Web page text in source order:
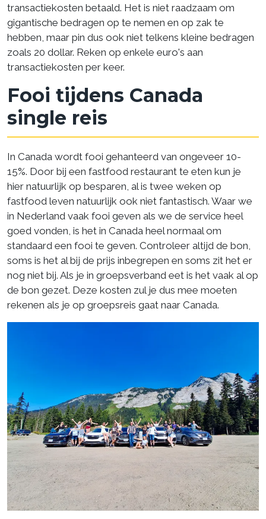
transactiekosten betaald. Het is niet raadzaam om
gigantische bedragen op te nemen en op zak te
hebben, maar pin dus ook niet telkens kleine bedragen
zoals 20 dollar. Reken op enkele euro's aan
transactiekosten per keer.
Fooi tijdens Canada
single reis
In Canada wordt fooi gehanteerd van ongeveer 10-
15%. Door bij een fastfood restaurant te eten kun je
hier natuurlijk op besparen, al is twee weken op
fastfood leven natuurlijk ook niet fantastisch. Waar we
in Nederland vaak fooi geven als we de service heel
goed vonden, is het in Canada heel normaal om
standaard een fooi te geven. Controleer altijd de bon,
soms is het al bij de prijs inbegrepen en soms zit het er
nog niet bij. Als je in groepsverband eet is het vaak al op
de bon gezet. Deze kosten zul je dus mee moeten
rekenen als je op groepsreis gaat naar Canada.